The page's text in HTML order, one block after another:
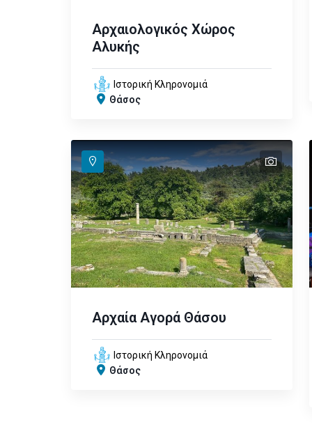
Αρχαιολογικός Χώρος
Αλυκής
Ιστορική Κληρονομιά
Θάσος
text
Αρχαία Αγορά Θάσου
Ιστορική Κληρονομιά
Θάσος